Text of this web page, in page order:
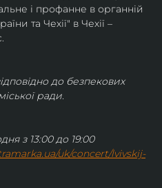
і профанне в органній
та Чехії" в Чехії –
до безпекових
ради.
з 13:00 до 19:00
uk/concert/lvivskij-